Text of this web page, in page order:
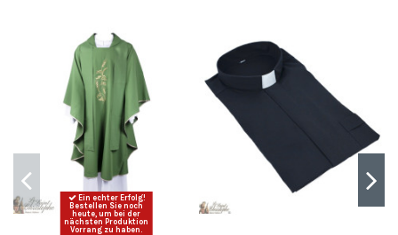
Ein echter Erfolg!
Bestellen Sie noch
heute, um bei der
nächsten Produktion
Vorrang zu haben.